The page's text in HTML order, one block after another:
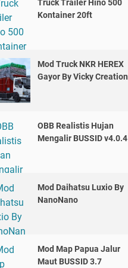
Truck Trailer Hino 500
Kontainer 20ft
Mod Truck NKR HEREX
Gayor By Vicky Creation
OBB Realistis Hujan
Mengalir BUSSID v4.0.4
Mod Daihatsu Luxio By
NanoNano
Mod Map Papua Jalur
Maut BUSSID 3.7